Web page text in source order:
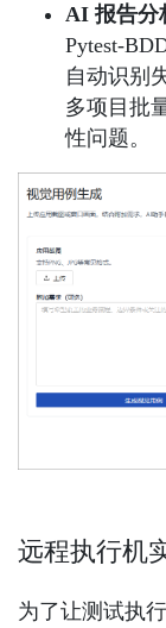
AI 报告分
Pytest-
自动识别
多项目批
性问题。
远程执行机
为了让测试执